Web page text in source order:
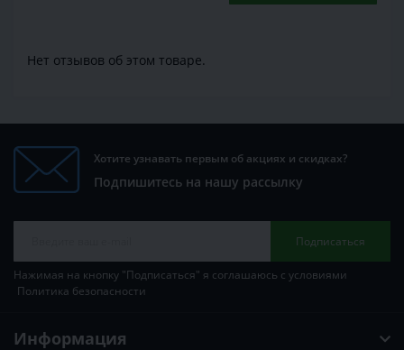
Нет отзывов об этом товаре.
Хотите узнавать первым об акциях и скидках?
Подпишитесь на нашу рассылку
Подписаться
Нажимая на кнопку "Подписаться" я соглашаюсь с условиями
Политика безопасности
Информация